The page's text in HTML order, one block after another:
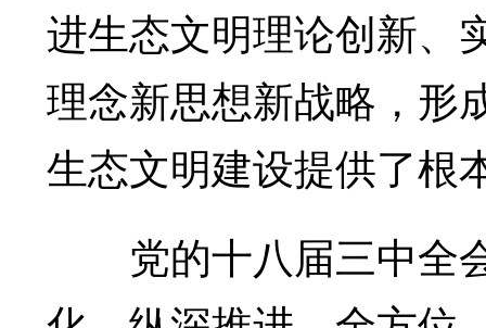
进生态文明理论创新、
理念新思想新战略，形
生态文明建设提供了根
党的十八届三中全